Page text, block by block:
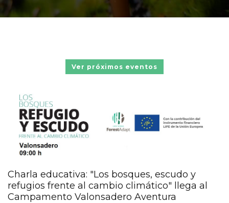
Ver próximos eventos
screenshot_-
Charla educativa: "Los bosques, escudo y
refugios frente al cambio climático" llega al
Campamento Valonsadero Aventura